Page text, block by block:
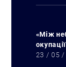
«Між
23 / 05 /